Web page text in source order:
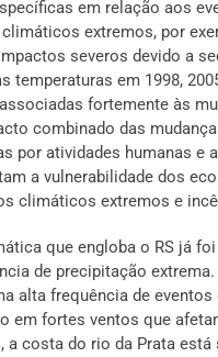
em relação aos
extremos, por
severos devido a
temperaturas em 1998,
fortemente às
combinado das
por atividades humanas e
a vulnerabilidade dos
climáticos extremos e
que engloba o RS já
de precipitação extrema.
alta frequência de eventos
em fortes ventos que
a costa do rio da Prata está